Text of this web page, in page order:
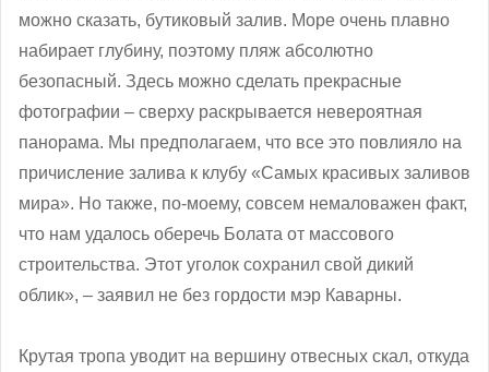
можно сказать, бутиковый залив. Море очень плавно
набирает глубину, поэтому пляж абсолютно
безопасный. Здесь можно сделать прекрасные
фотографии – сверху раскрывается невероятная
панорама. Мы предполагаем, что все это повлияло на
причисление залива к клубу «Самых красивых заливов
мира». Но также, по-моему, совсем немаловажен факт,
что нам удалось оберечь Болата от массового
строительства. Этот уголок сохранил свой дикий
облик», ‒ заявил не без гордости мэр Каварны.
Крутая тропа уводит на вершину отвесных скал, откуда